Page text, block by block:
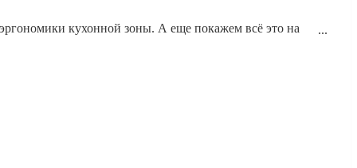
кухонной зоны. А еще покажем всё это на